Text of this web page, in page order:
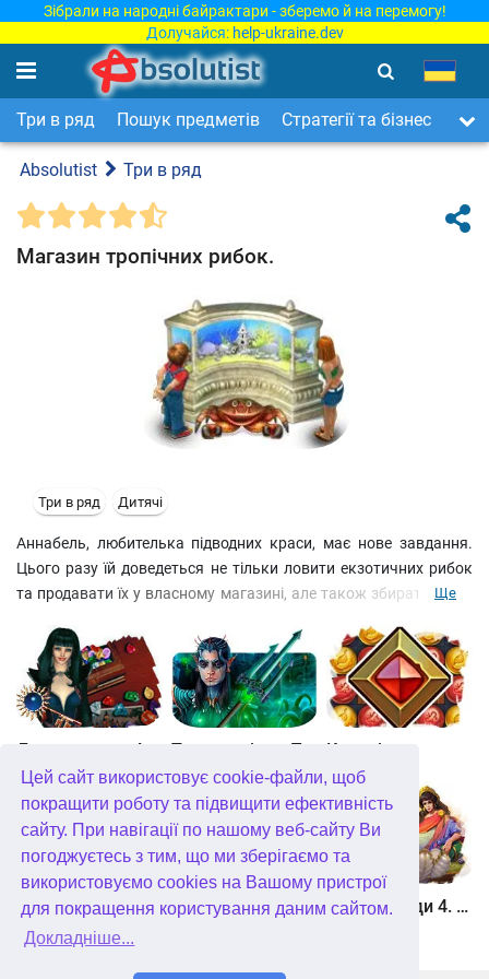
Цей сайт використовує cookie-файли, щоб
покращити роботу та підвищити ефективність
сайту. При навігації по нашому веб-сайту Ви
погоджуєтесь з тим, що ми зберігаємо та
використовуємо cookies на Вашому пристрої
для покращення користування даним сайтом.
Докладніше...
Зібрали на народні байрактари - зберемо й на перемогу!
Долучайся: help-ukraine.dev
Три в ряд Пошук предметів Стратегії та бізнес
Absolutist Три в ряд
Магазин тропічних рибок.
Три в ряд Дитячі
Аннабель, любителька підводних краси, має нове завдання.
Цього разу їй доведеться не тільки ловити екзотичних рибок
та продавати їх у власному магазині, але також збирати з дна
балони з киснем, які дозволять довше протриматись під
водою. Допоможіть дівчині пройти всі рівні на золото, виграти
змагання нирців і зробити свій магазин найкращим у місті.
Ще
Джевел матч 4 Таємне місто. Підводне царство. колекційне видання Квадріум
Зберігач рун Мундус. Неможливий всесвіт Герої Еллади 4. Народження міфу